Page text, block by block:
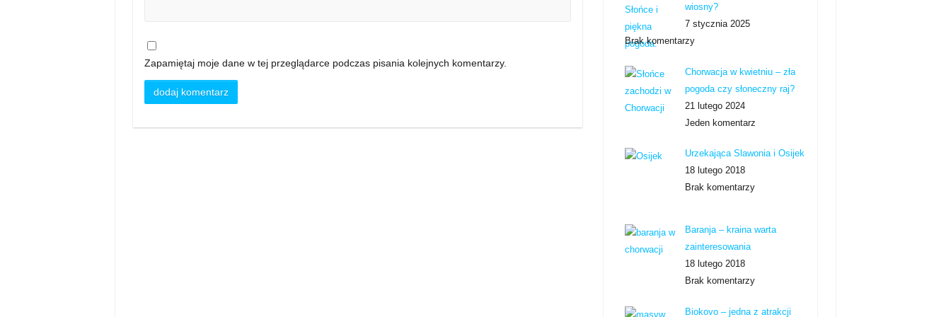
Zapamiętaj moje dane w tej przeglądarce podczas pisania kolejnych komentarzy.
wiosny?
7 stycznia 2025
Brak komentarzy
Chorwacja w kwietniu – zła
pogoda czy słoneczny raj?
21 lutego 2024
Jeden komentarz
Urzekająca Slawonia i Osijek
18 lutego 2018
Brak komentarzy
Baranja – kraina warta
zainteresowania
18 lutego 2018
Brak komentarzy
Biokovo – jedna z atrakcji